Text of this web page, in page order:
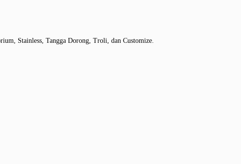
Stainless, Tangga Dorong, Troli, dan Customize.